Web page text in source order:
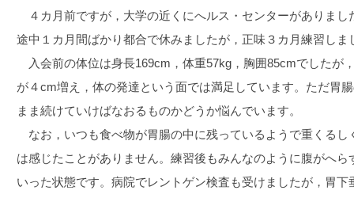
４カ月前ですが，大学の近くにへルス・センターがありまし
途中１カ月間ばかり都合で休みましたが，正味３カ月練習しま
入会前の体位は身長169cm，体重57kg，胸囲85cmでしたが
が４cm増え，体の発達という面では満足しています。ただ胃
まま続けていけばなおるものかどうか悩んでいます。
なお，いつも食べ物が胃腸の中に残っているようで重くるし
は感じたことがありません。練習後もみんなのように腹がへ
いった状態です。病院でレントゲン検査も受けましたが，胃